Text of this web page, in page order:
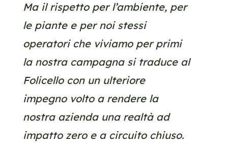
Ma il rispetto per l’ambiente, per
le piante e per noi stessi
operatori che viviamo per primi
la nostra campagna si traduce al
Folicello con un ulteriore
impegno volto a rendere la
nostra azienda una realtà ad
impatto zero e a circuito chiuso.